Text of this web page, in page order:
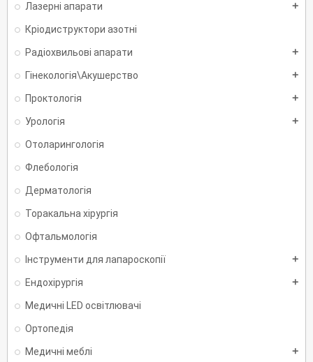
Лазерні апарати add
Кріодиструктори азотні
Радіохвильові апарати add
Гінекологія\Акушерство add
Проктологія add
Урологія add
Отоларингологія
Флебологія
Дерматологія
Торакальна хірургія
Офтальмологія
Інструменти для лапароскопії add
Ендохірургія add
Медичні LED освітлювачі
Ортопедія
Медичні меблі add